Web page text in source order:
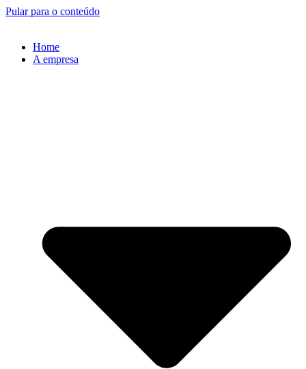
Pular para o conteúdo
Home
A empresa